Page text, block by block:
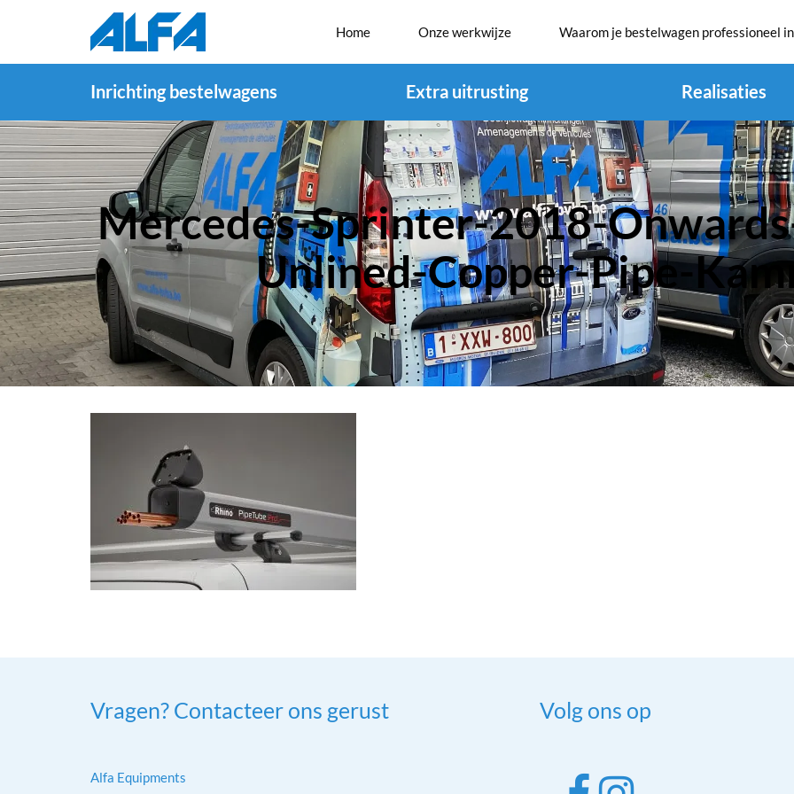
Home Onze werkwijze Waarom je bestelwagen professioneel
Inrichting bestelwagens Extra uitrusting Realisaties
Mercedes-Sprinter-2018-
Unlined-Copper-Pipe-
Vragen? Contacteer ons gerust
Alfa Equipments
Volg ons op